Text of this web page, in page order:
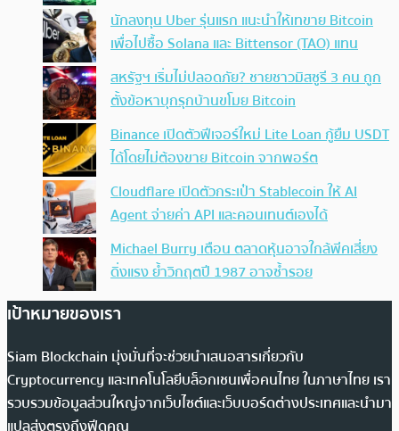
นักลงทุน Uber รุ่นแรก แนะนำให้เทขาย Bitcoin
เพื่อไปซื้อ Solana และ Bittensor (TAO) แทน
สหรัฐฯ เริ่มไม่ปลอดภัย? ชายชาวมิสซูรี 3 คน ถูก
ตั้งข้อหาบุกรุกบ้านขโมย Bitcoin
Binance เปิดตัวฟีเจอร์ใหม่ Lite Loan กู้ยืม USDT
ได้โดยไม่ต้องขาย Bitcoin จากพอร์ต
Cloudflare เปิดตัวกระเป๋า Stablecoin ให้ AI
Agent จ่ายค่า API และคอนเทนต์เองได้
Michael Burry เตือน ตลาดหุ้นอาจใกล้พีคเสี่ยง
ดิ่งแรง ย้ำวิกฤตปี 1987 อาจซ้ำรอย
เป้าหมายของเรา
Siam Blockchain มุ่งมั่นที่จะช่วยนำเสนอสารเกี่ยวกับ
Cryptocurrency และเทคโนโลยีบล็อกเชนเพื่อคนไทย ในภาษาไทย เรา
รวบรวมข้อมูลส่วนใหญ่จากเว็บไซต์และเว็บบอร์ดต่างประเทศและนำมา
แปลส่งตรงถึงฟีดคุณ